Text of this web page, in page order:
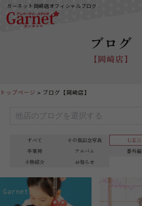
ガーネット岡崎店オフィシャルブログ
ブログ
【岡崎店】
すべて その他記念写真 七五三
卒業袴
アルバム 番外編
小物紹介
お知らせ
トップページ ブログ【岡崎店】